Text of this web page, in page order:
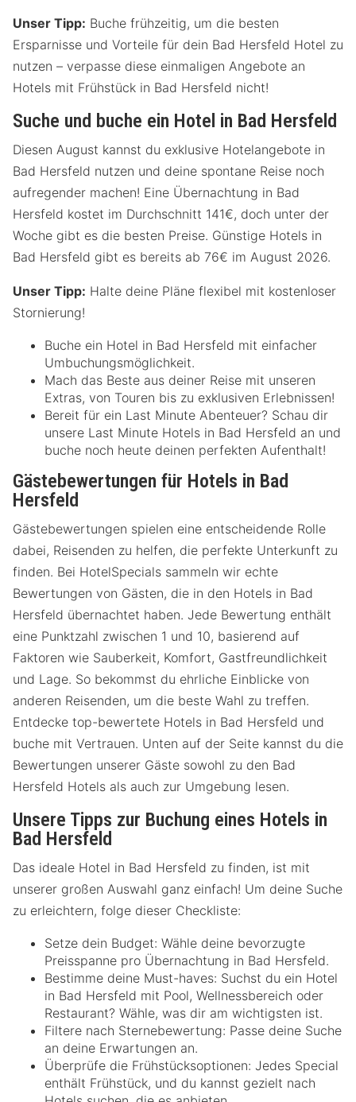
Unser Tipp: Buche frühzeitig, um die besten
Ersparnisse und Vorteile für dein Bad Hersfeld Hotel zu
nutzen – verpasse diese einmaligen Angebote an
Hotels mit Frühstück in Bad Hersfeld nicht!
Suche und buche ein Hotel in Bad Hersfeld
Diesen August kannst du exklusive Hotelangebote in
Bad Hersfeld nutzen und deine spontane Reise noch
aufregender machen! Eine Übernachtung in Bad
Hersfeld kostet im Durchschnitt 141€, doch unter der
Woche gibt es die besten Preise. Günstige Hotels in
Bad Hersfeld gibt es bereits ab 76€ im August 2026.
Unser Tipp: Halte deine Pläne flexibel mit kostenloser
Stornierung!
Buche ein Hotel in Bad Hersfeld mit einfacher
Umbuchungsmöglichkeit.
Mach das Beste aus deiner Reise mit unseren
Extras, von Touren bis zu exklusiven Erlebnissen!
Bereit für ein Last Minute Abenteuer? Schau dir
unsere Last Minute Hotels in Bad Hersfeld an und
buche noch heute deinen perfekten Aufenthalt!
Gästebewertungen für Hotels in Bad
Hersfeld
Gästebewertungen spielen eine entscheidende Rolle
dabei, Reisenden zu helfen, die perfekte Unterkunft zu
finden. Bei HotelSpecials sammeln wir echte
Bewertungen von Gästen, die in den Hotels in Bad
Hersfeld übernachtet haben. Jede Bewertung enthält
eine Punktzahl zwischen 1 und 10, basierend auf
Faktoren wie Sauberkeit, Komfort, Gastfreundlichkeit
und Lage. So bekommst du ehrliche Einblicke von
anderen Reisenden, um die beste Wahl zu treffen.
Entdecke top-bewertete Hotels in Bad Hersfeld und
buche mit Vertrauen. Unten auf der Seite kannst du die
Bewertungen unserer Gäste sowohl zu den Bad
Hersfeld Hotels als auch zur Umgebung lesen.
Unsere Tipps zur Buchung eines Hotels in
Bad Hersfeld
Das ideale Hotel in Bad Hersfeld zu finden, ist mit
unserer großen Auswahl ganz einfach! Um deine Suche
zu erleichtern, folge dieser Checkliste:
Setze dein Budget: Wähle deine bevorzugte
Preisspanne pro Übernachtung in Bad Hersfeld.
Bestimme deine Must-haves: Suchst du ein Hotel
in Bad Hersfeld mit Pool, Wellnessbereich oder
Restaurant? Wähle, was dir am wichtigsten ist.
Filtere nach Sternebewertung: Passe deine Suche
an deine Erwartungen an.
Überprüfe die Frühstücksoptionen: Jedes Special
enthält Frühstück, und du kannst gezielt nach